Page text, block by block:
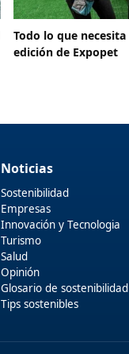
Todo lo que
edición de Expopet
Noticias
Sostenibilidad
Empresas
Innovación y Tecnologia
Turismo
Salud
Opinión
Glosario de sostenibilidad
Tips sostenibles